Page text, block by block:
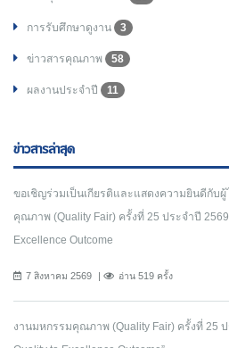
การรับศึกษาดูงาน 3
ข่าวสารคุณภาพ 58
ผลงานประจำปี 11
ข่าวสารล่าสุด
ขอเชิญร่วมเป็นเกียรติและแสดงความยินดีกับ
คุณภาพ (Quality Fair) ครั้งที่ 25 ประจำปี
Excellence Outcome
7 สิงหาคม 2569 อ่าน 519 ครั้ง
งานมหกรรมคุณภาพ (Quality Fair) ครั้งที่ 25 ป